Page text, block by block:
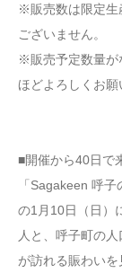
※販売数は限定生
ございません。
※販売予定数量が
ほどよろしくお願
■開催から40日で
「Sagakeen 呼
の1月10日（日）
人と、呼子町の
が訪れる賑わいを